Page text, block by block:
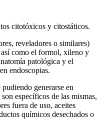
citotóxicos y citostáticos.
reveladores o similares)
como el formol, xileno y
patológica y el
endoscopias.
generarse en
específicos de las mismas,
fuera de uso, aceites
químicos desechados o